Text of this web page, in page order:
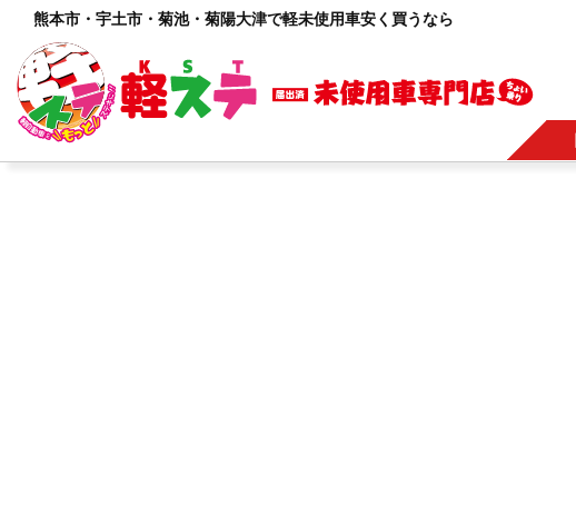
熊本市・宇土市・菊池・菊陽大津で軽未使用車安く買うなら